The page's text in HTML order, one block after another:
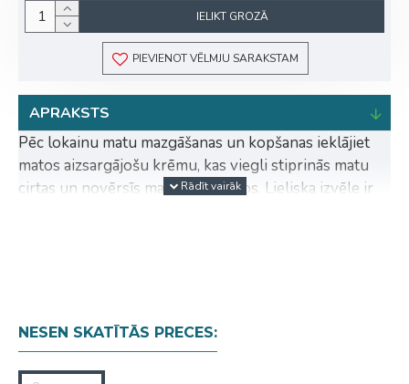
IELIKT GROZĀ
PIEVIENOT VĒLMJU SARAKSTAM
APRAKSTS
Pēc lokainu matu mazgāšanas un kopšanas ieklājiet
matos aizsargājošu krēmu, kas viegli stiprinās matu
cirtas un novērsīs matu pūkošanos. Lieliska izvēle ir
piemēram, argana, kokosriekstu eļļas, alvejas un šī
NESEN SKATĪTĀS PRECES: